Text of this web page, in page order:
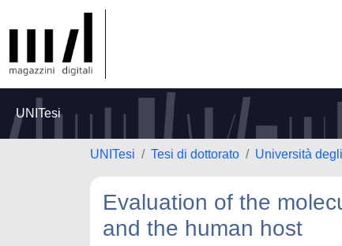
UNITesi
UNITesi Tesi di dottorato Università
Evaluation of the
and the human host